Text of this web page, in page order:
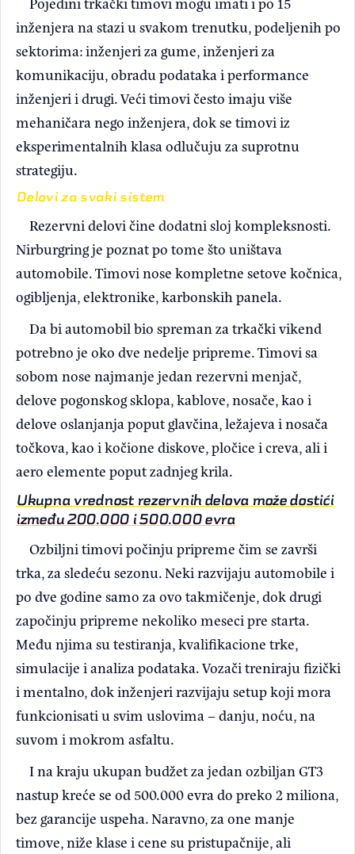
inženjera na stazi u svakom trenutku, podeljenih po
sektorima: inženjeri za gume, inženjeri za
komunikaciju, obradu podataka i performance
inženjeri i drugi. Veći timovi često imaju više
mehaničara nego inženjera, dok se timovi iz
eksperimentalnih klasa odlučuju za suprotnu
strategiju.
Delovi za svaki sistem
Rezervni delovi čine dodatni sloj kompleksnosti.
Nirburgring je poznat po tome što uništava
automobile. Timovi nose kompletne setove kočnica,
ogibljenja, elektronike, karbonskih panela.
Da bi automobil bio spreman za trkački vikend
potrebno je oko dve nedelje pripreme. Timovi sa
sobom nose najmanje jedan rezervni menjač,
delove pogonskog sklopa, kablove, nosače, kao i
delove oslanjanja poput glavčina, ležajeva i nosača
točkova, kao i kočione diskove, pločice i creva, ali i
aero elemente poput zadnjeg krila.
Ukupna vrednost rezervnih delova može dostići
između 200.000 i 500.000 evra
Ozbiljni timovi počinju pripreme čim se završi
trka, za sledeću sezonu. Neki razvijaju automobile i
po dve godine samo za ovo takmičenje, dok drugi
započinju pripreme nekoliko meseci pre starta.
Među njima su testiranja, kvalifikacione trke,
simulacije i analiza podataka. Vozači treniraju fizički
i mentalno, dok inženjeri razvijaju setup koji mora
funkcionisati u svim uslovima – danju, noću, na
suvom i mokrom asfaltu.
I na kraju ukupan budžet za jedan ozbiljan GT3
nastup kreće se od 500.000 evra do preko 2 miliona,
bez garancije uspeha. Naravno, za one manje
timove, niže klase i cene su pristupačnije, ali